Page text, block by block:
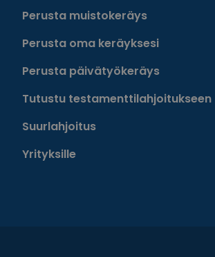
Perusta muistokeräys
Perusta oma keräyksesi
Perusta päivätyökeräys
Tutustu testamenttilahjoitukseen
Suurlahjoitus
Yrityksille